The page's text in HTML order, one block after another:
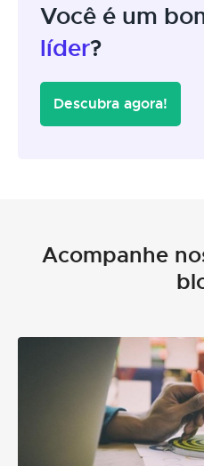
Você é um
líder?
Descubra agora!
Acompanhe